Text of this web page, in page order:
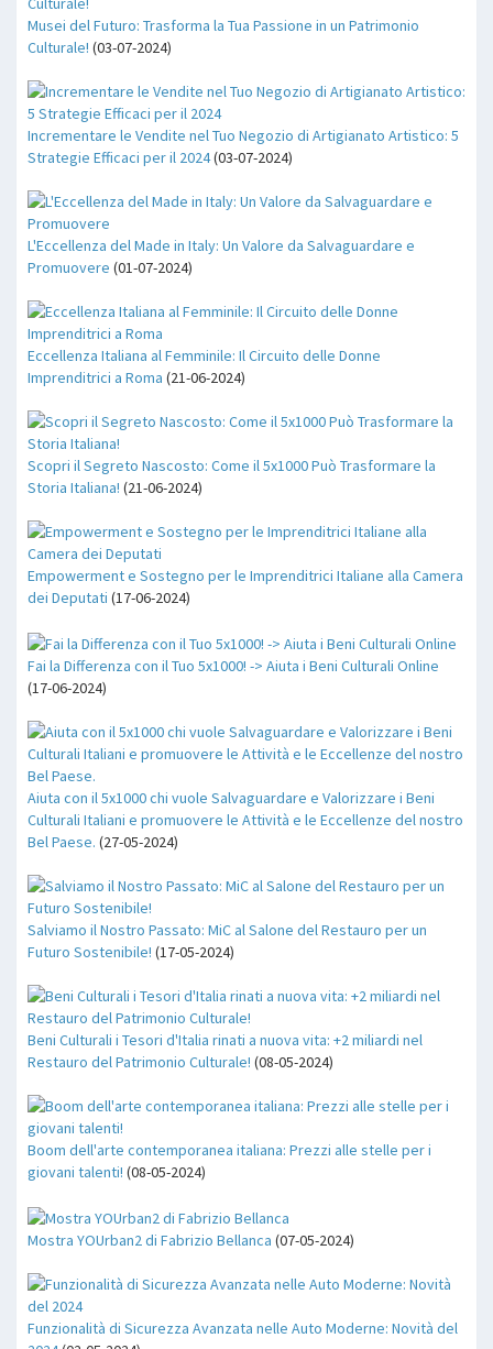
Musei del Futuro: Trasforma la Tua Passione in un Patrimonio
Culturale! (03-07-2024)
Incrementare le Vendite nel Tuo Negozio di Artigianato Artistico: 5
Strategie Efficaci per il 2024(03-07-2024)
L'Eccellenza del Made in Italy: Un Valore da Salvaguardare e
Promuovere (01-07-2024)
Eccellenza Italiana al Femminile: Il Circuito delle Donne
Imprenditrici a Roma (21-06-2024)
Scopri il Segreto Nascosto: Come il 5x1000 Può Trasformare la
Storia Italiana! (21-06-2024)
Empowerment e Sostegno per le Imprenditrici Italiane alla Camera
dei Deputati (17-06-2024)
Fai la Differenza con il Tuo 5x1000! -> Aiuta i Beni Culturali Online
(17-06-2024)
Aiuta con il 5x1000 chi vuole Salvaguardare e Valorizzare i Beni
Culturali Italiani e promuovere le Attività e le Eccellenze del nostro
Bel Paese. (27-05-2024)
Salviamo il Nostro Passato: MiC al Salone del Restauro per un
Futuro Sostenibile! (17-05-2024)
Beni Culturali i Tesori d'Italia rinati a nuova vita: +2 miliardi nel
Restauro del Patrimonio Culturale! (08-05-2024)
Boom dell'arte contemporanea italiana: Prezzi alle stelle per i
giovani talenti! (08-05-2024)
Mostra YOUrban2 di Fabrizio Bellanca (07-05-2024)
Funzionalità di Sicurezza Avanzata nelle Auto Moderne: Novità del